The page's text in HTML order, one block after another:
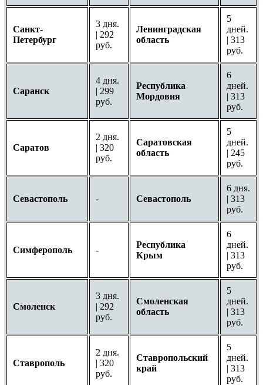
Санкт-
Петербург
3 дня.
| 292
руб.
Ленинградская
область
5
дней.
| 313
руб.
Саранск
4 дня.
| 299
руб.
Республика
Мордовия
6
дней.
| 313
руб.
Саратов
2 дня.
| 320
руб.
Саратовская
область
5
дней.
| 245
руб.
Севастополь - Севастополь
6 дня.
| 313
руб.
Симферополь -
Республика
Крым
6
дней.
| 313
руб.
Смоленск
3 дня.
| 292
руб.
Смоленская
область
5
дней.
| 313
руб.
Ставрополь
2 дня.
| 320
руб.
Ставропольский
край
5
дней.
| 313
руб.